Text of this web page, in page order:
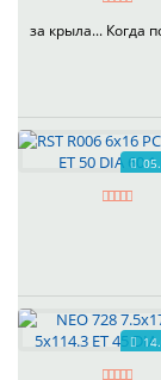
за крыла... Когда